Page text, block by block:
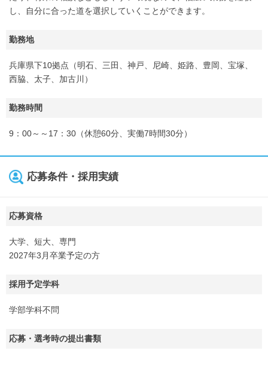
し、自分に合った道を選択していくことができます。
勤務地
兵庫県下10拠点（明石、三田、神戸、尼崎、姫路、豊岡、宝塚、
西脇、太子、加古川）
勤務時間
9：00～～17：30（休憩60分、実働7時間30分）
応募条件・採用実績
応募資格
大学、短大、専門
2027年3月卒業予定の方
採用予定学科
学部学科不問
応募・選考時の提出書類